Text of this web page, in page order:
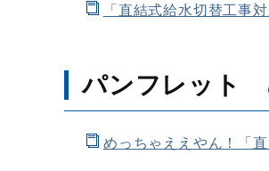
「直結式給水切替工事
パンフレット
めっちゃええやん！「